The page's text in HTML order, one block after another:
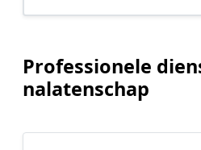
Professionele
nalatenschap